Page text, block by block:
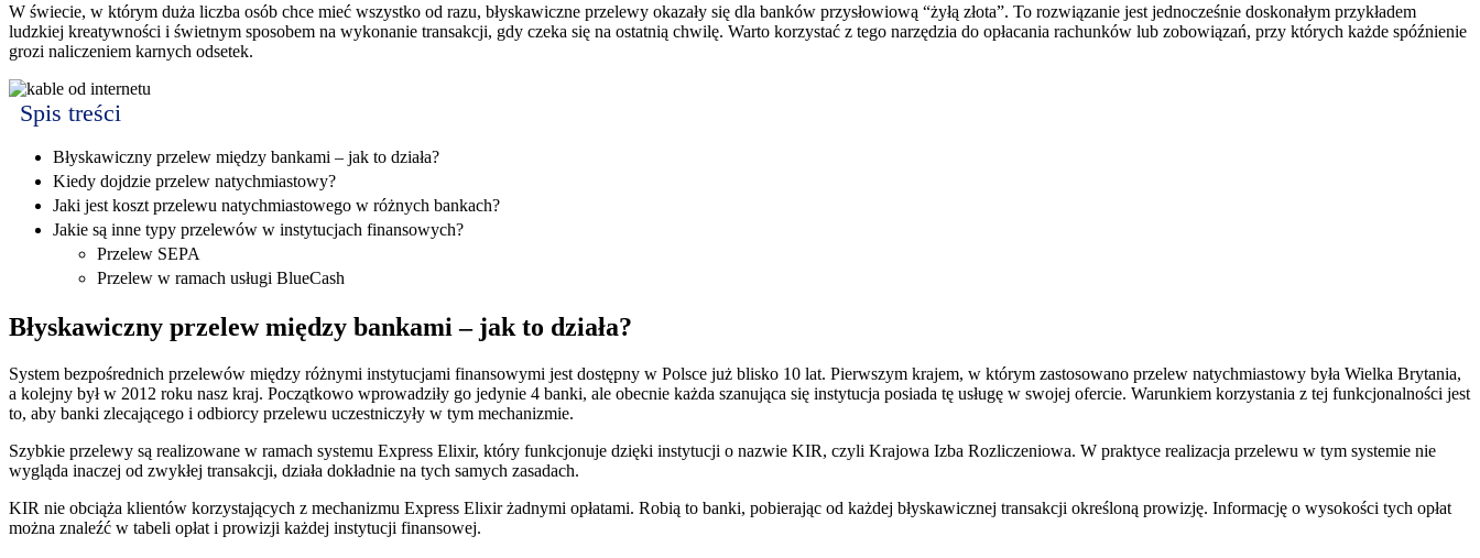
W świecie, w którym duża liczba osób chce mieć wszystko od razu, błyskawiczne przelewy okazały się dla banków przysłowiową “żyłą złota”. To rozwiązanie jest jednocześnie doskonałym przykładem
ludzkiej kreatywności i świetnym sposobem na wykonanie transakcji, gdy czeka się na ostatnią chwilę. Warto korzystać z tego narzędzia do opłacania rachunków lub zobowiązań, przy których każde spóźnienie
grozi naliczeniem karnych odsetek.
Spis treści
Błyskawiczny przelew między bankami – jak to działa?
Kiedy dojdzie przelew natychmiastowy?
Jaki jest koszt przelewu natychmiastowego w różnych bankach?
Jakie są inne typy przelewów w instytucjach finansowych?
Przelew SEPA
Przelew w ramach usługi BlueCash
Błyskawiczny przelew między bankami – jak to działa?
System bezpośrednich przelewów między różnymi instytucjami finansowymi jest dostępny w Polsce już blisko 10 lat. Pierwszym krajem, w którym zastosowano przelew natychmiastowy była Wielka Brytania,
a kolejny był w 2012 roku nasz kraj. Początkowo wprowadziły go jedynie 4 banki, ale obecnie każda szanująca się instytucja posiada tę usługę w swojej ofercie. Warunkiem korzystania z tej funkcjonalności jest
to, aby banki zlecającego i odbiorcy przelewu uczestniczyły w tym mechanizmie.
Szybkie przelewy są realizowane w ramach systemu Express Elixir, który funkcjonuje dzięki instytucji o nazwie KIR, czyli Krajowa Izba Rozliczeniowa. W praktyce realizacja przelewu w tym systemie nie
wygląda inaczej od zwykłej transakcji, działa dokładnie na tych samych zasadach.
KIR nie obciąża klientów korzystających z mechanizmu Express Elixir żadnymi opłatami. Robią to banki, pobierając od każdej błyskawicznej transakcji określoną prowizję. Informację o wysokości tych opłat
można znaleźć w tabeli opłat i prowizji każdej instytucji finansowej.